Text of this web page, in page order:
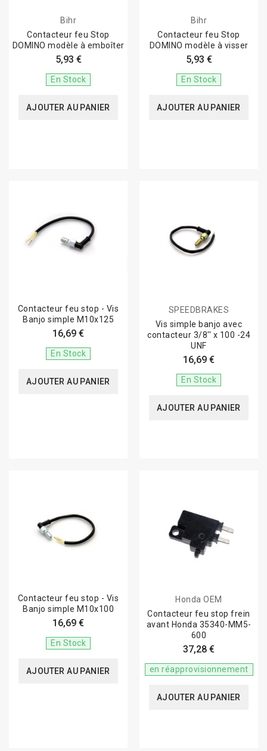
Bihr
Contacteur feu Stop
DOMINO modèle à emboîter
5,93 €
En Stock
AJOUTER AU PANIER
Bihr
Contacteur feu Stop
DOMINO modèle à visser
5,93 €
En Stock
AJOUTER AU PANIER
Contacteur feu stop - Vis
Banjo simple M10x125
16,69 €
En Stock
AJOUTER AU PANIER
SPEEDBRAKES
Vis simple banjo avec
contacteur 3/8'' x 100 -24
UNF
16,69 €
En Stock
AJOUTER AU PANIER
Contacteur feu stop - Vis
Banjo simple M10x100
16,69 €
En Stock
AJOUTER AU PANIER
Honda OEM
Contacteur feu stop frein
avant Honda 35340-MM5-
600
37,28 €
en réapprovisionnement
AJOUTER AU PANIER